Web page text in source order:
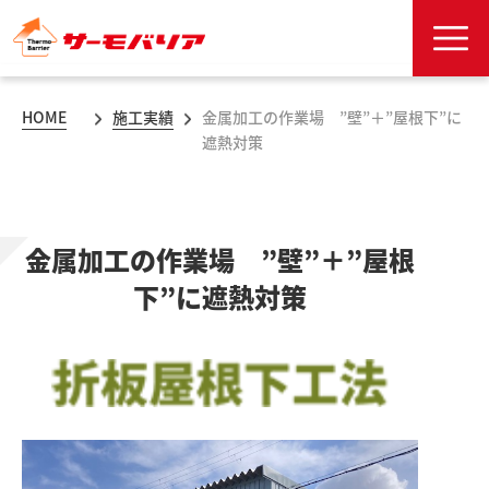
HOME 施工実績
金属加工の作業場 ”壁”＋”屋根下”に
遮熱対策
金属加工の作業場 ”壁”＋”屋根
下”に遮熱対策